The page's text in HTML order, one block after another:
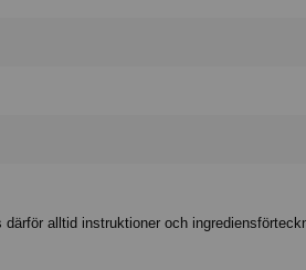
alltid instruktioner och